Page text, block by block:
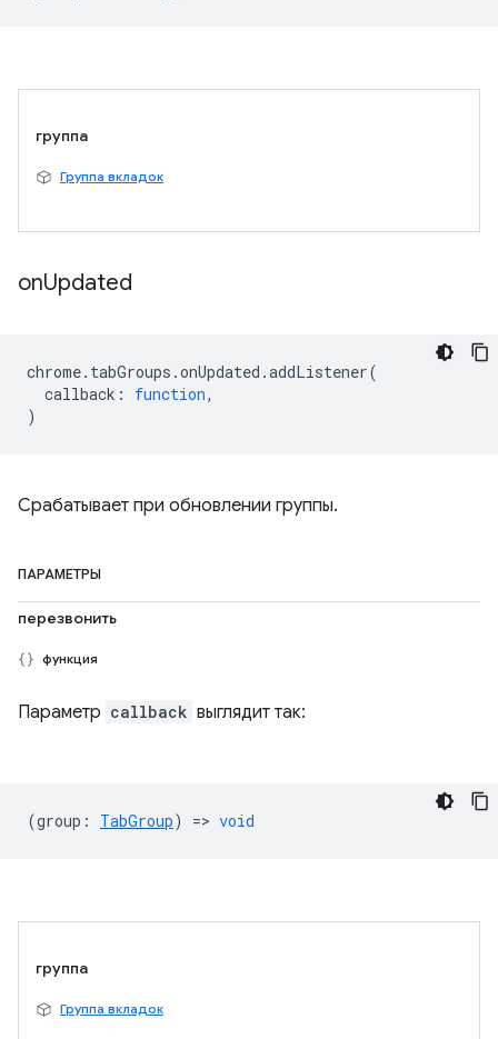
группа
Группа вкладок
onUpdated
chrome. tabGroups .onUpdated .addListener(
callback : function,
)
Срабатывает при обновлении группы.
ПАРАМЕТРЫ
перезвонить
функция
Параметр callback выглядит так:
(group : TabGroup) => void
группа
Группа вкладок